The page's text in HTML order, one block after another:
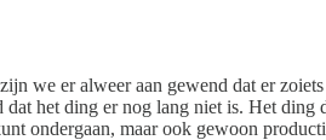
er alweer aan gewend dat er
het ding er nog lang niet is. Het ding
ondergaan, maar ook gewoon